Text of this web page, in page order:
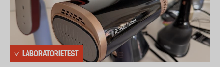
LABORATORIETEST